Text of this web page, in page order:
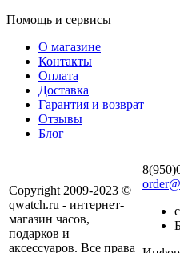
Помощь и сервисы
О магазине
Контакты
Оплата
Доставка
Гарантия и возврат
Отзывы
Блог
Copyright 2009-2023 ©
qwatch.ru - интернет-
магазин часов,
подарков и
аксессуаров. Все права